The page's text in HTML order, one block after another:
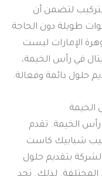
لتضمن أن
طويلة دون الحاجة
الإمارات ليست
في رأس الخيمة،
حلول دائمة وفعالة.
رأس الخيمة. تقدم
شبابيك كاست
بتقديم حلول